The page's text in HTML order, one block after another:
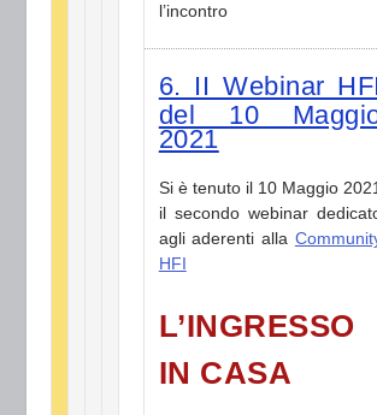
l’incontro
6. II Webinar HFI
del 10
2021
Si è tenuto il 10 Maggio 2021
il secondo webinar
agli aderenti alla
HFI
L’INGRESSO
IN CASA